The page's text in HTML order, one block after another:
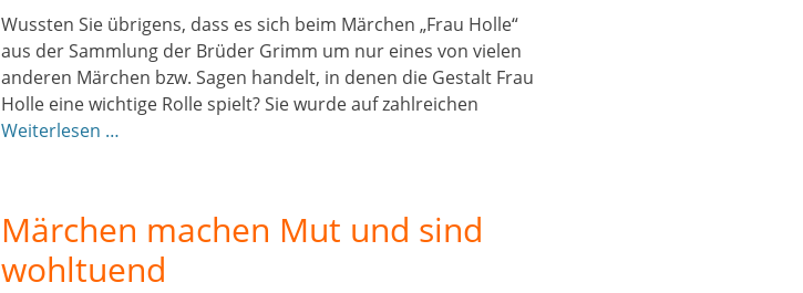
Wussten Sie übrigens, dass es sich beim Märchen „Frau Holle“
aus der Sammlung der Brüder Grimm um nur eines von vielen
anderen Märchen bzw. Sagen handelt, in denen die Gestalt Frau
Holle eine wichtige Rolle spielt? Sie wurde auf zahlreichen
Weiterlesen …
Märchen machen Mut und sind
wohltuend